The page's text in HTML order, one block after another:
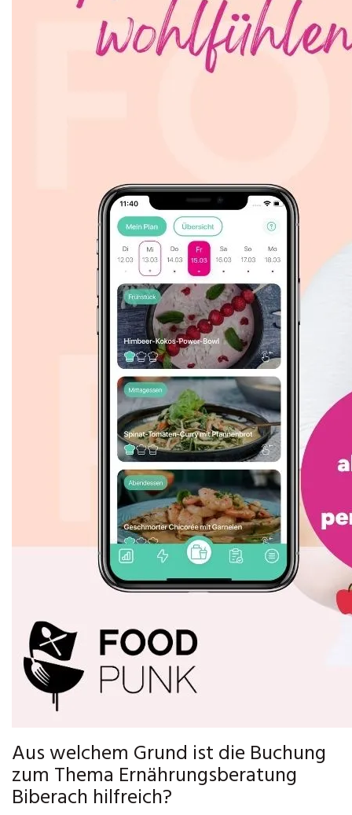
Aus welchem Grund ist die Buchung
zum Thema Ernährungsberatung
Biberach hilfreich?